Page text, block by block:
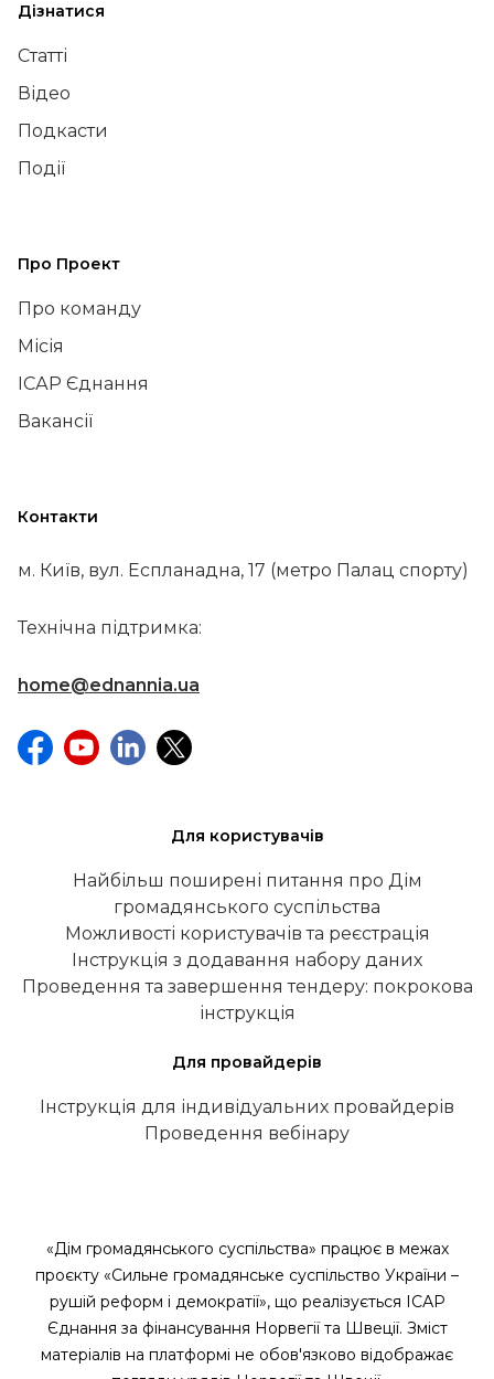
Дізнатися
Статті
Відео
Подкасти
Події
Про Проект
Про команду
Місія
ІСАР Єднання
Вакансії
Контакти
м. Київ, вул. Еспланадна, 17 (метро Палац спорту)
Технічна підтримка:
home@ednannia.ua
Для користувачів
Найбільш поширені питання про Дім
громадянського суспільства
Можливості користувачів та реєстрація
Інструкція з додавання набору даних
Проведення та завершення тендеру: покрокова
інструкція
Для провайдерів
Інструкція для індивідуальних провайдерів
Проведення вебінару
«Дім громадянського суспільства» працює в межах
проєкту «Сильне громадянське суспільство України –
рушій реформ і демократії», що реалізується ІСАР
Єднання за фінансування Норвегії та Швеції. Зміст
матеріалів на платформі не обов'язково відображає